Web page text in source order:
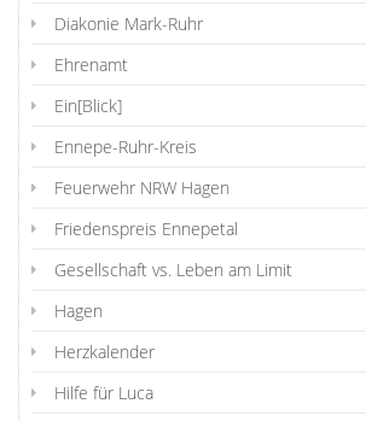
Diakonie Mark-Ruhr
Ehrenamt
Ein[Blick]
Ennepe-Ruhr-Kreis
Feuerwehr NRW Hagen
Friedenspreis Ennepetal
Gesellschaft vs. Leben am Limit
Hagen
Herzkalender
Hilfe für Luca